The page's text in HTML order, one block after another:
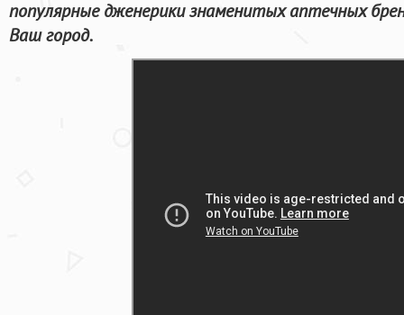
популярные дженерики знаменитых аптечных
Ваш город.